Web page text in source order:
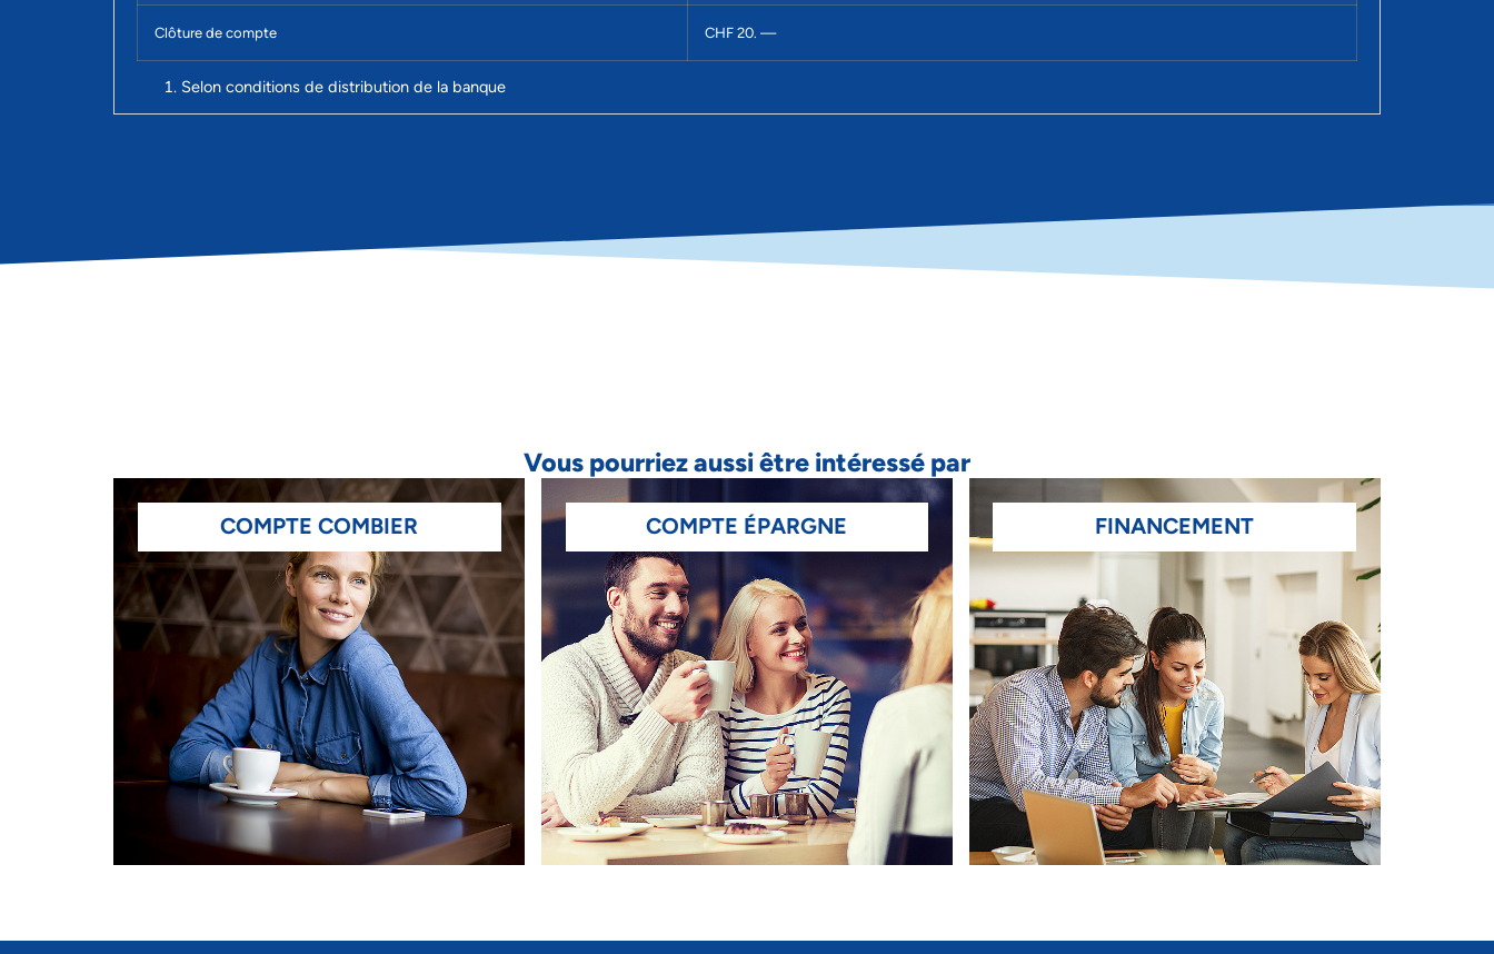
Clôture de compte CHF 20. —
Selon conditions de distribution de la banque
Vous pourriez aussi être intéressé par
COMPTE COMBIER COMPTE ÉPARGNE FINANCEMENT